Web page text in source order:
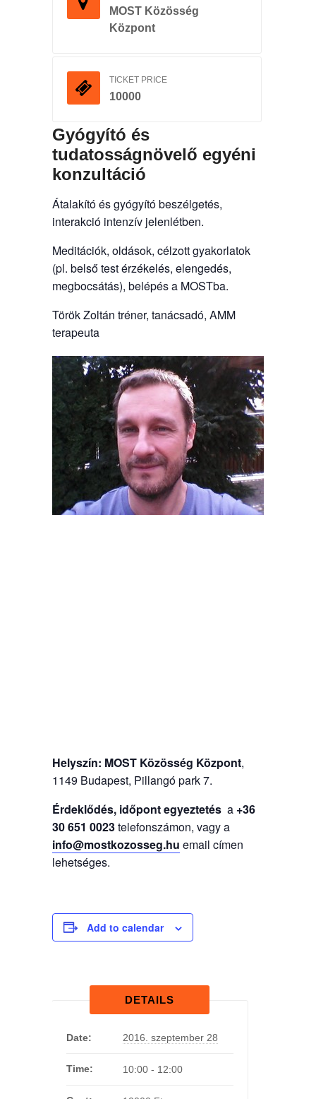
MOST Közösség
Központ
TICKET PRICE
10000
Gyógyító és
tudatosságnövelő egyéni
konzultáció
Átalakító és gyógyító beszélgetés,
interakció intenzív jelenlétben.
Meditációk, oldások, célzott gyakorlatok
(pl. belső test érzékelés, elengedés,
megbocsátás), belépés a MOSTba.
Török Zoltán tréner, tanácsadó, AMM
terapeuta
Helyszín: MOST Közösség Központ,
1149 Budapest, Pillangó park 7.
Érdeklődés, időpont egyeztetés a +36
30 651 0023telefonszámon, vagy a
info@mostkozosseg.hu email címen
lehetséges.
Add to calendar
DETAILS
Date: 2016. szeptember 28
Time: 10:00 - 12:00